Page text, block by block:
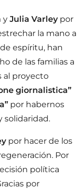
y Julia Varleypor
la mano a
espíritu, han
de las familias a
al proyecto
giornalistica”
por habernos
solidaridad.
por hacer de los
Por
política
por